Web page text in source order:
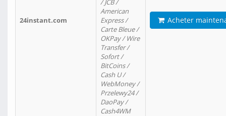
24instant.com
/ JCB /
American
Express /
Carte Bleue /
OKPay / Wire
Transfer /
Sofort /
BitCoins /
Cash U /
WebMoney /
Przelewy24 /
DaoPay /
Cash4WM
Acheter